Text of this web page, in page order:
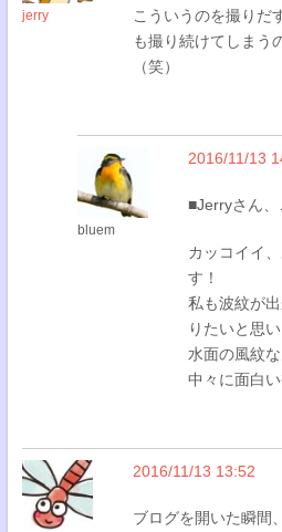
jerry
こういうのを撮りだ
も撮り続けてしまう
（笑）
bluem
2016/11/13
■Jerryさん、
カッコイイ
す！
私も波紋が
りたいと思い
水面の風紋
中々に面白い
2016/11/13 13:52
ブログを開いた瞬間